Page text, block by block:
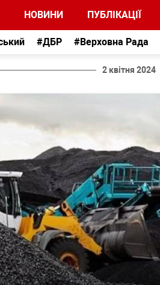
НОВИНИ ПУБЛІКАЦІЇ
#ДБР #Верховна Рада
2 квітня 2024